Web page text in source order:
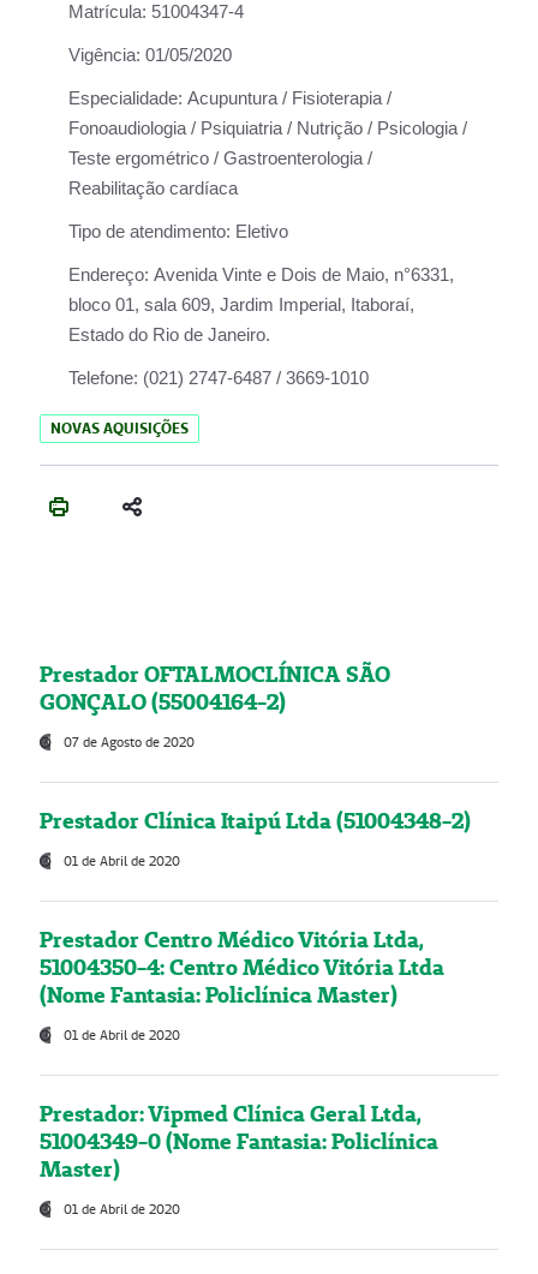
Matrícula: 51004347-4
Vigência: 01/05/2020
Especialidade: Acupuntura / Fisioterapia /
Fonoaudiologia / Psiquiatria / Nutrição / Psicologia /
Teste ergométrico / Gastroenterologia /
Reabilitação cardíaca
Tipo de atendimento: Eletivo
Endereço: Avenida Vinte e Dois de Maio, n°6331,
bloco 01, sala 609, Jardim Imperial, Itaboraí,
Estado do Rio de Janeiro.
Telefone: (021) 2747-6487 / 3669-1010
NOVAS AQUISIÇÕES
Prestador OFTALMOCLÍNICA SÃO
GONÇALO (55004164-2)
07 de Agosto de 2020
Prestador Clínica Itaipú Ltda (51004348-2)
01 de Abril de 2020
Prestador Centro Médico Vitória Ltda,
51004350-4: Centro Médico Vitória Ltda
(Nome Fantasia: Policlínica Master)
01 de Abril de 2020
Prestador: Vipmed Clínica Geral Ltda,
51004349-0 (Nome Fantasia: Policlínica
Master)
01 de Abril de 2020